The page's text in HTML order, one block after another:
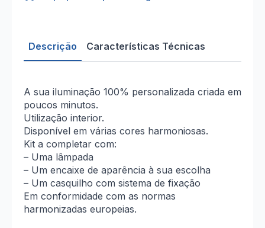
Descrição Características Técnicas
A sua iluminação 100% personalizada criada em
poucos minutos.
Utilização interior.
Disponível em várias cores harmoniosas.
Kit a completar com:
– Uma lâmpada
– Um encaixe de aparência à sua escolha
– Um casquilho com sistema de fixação
Em conformidade com as normas
harmonizadas europeias.